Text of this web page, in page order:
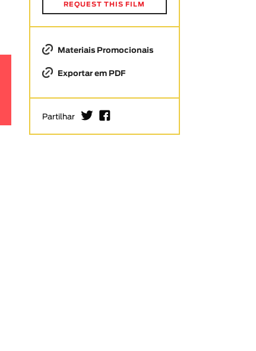
REQUEST THIS FILM
Materiais Promocionais
Exportar em PDF
Partilhar I F